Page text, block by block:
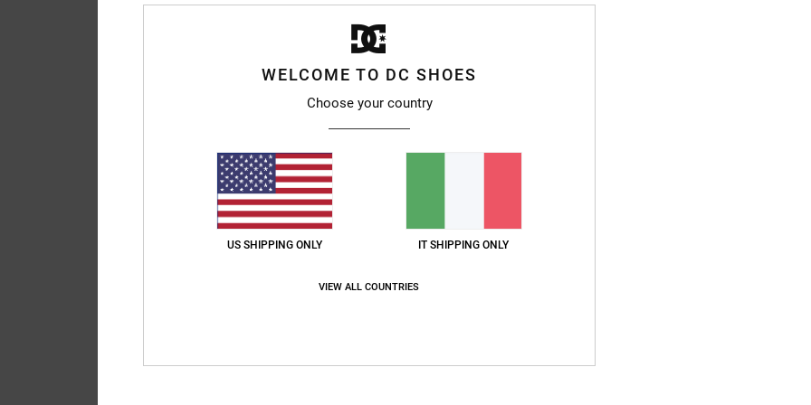
WELCOME TO DC SHOES
Choose your country
US SHIPPING ONLY IT SHIPPING ONLY
VIEW ALL COUNTRIES